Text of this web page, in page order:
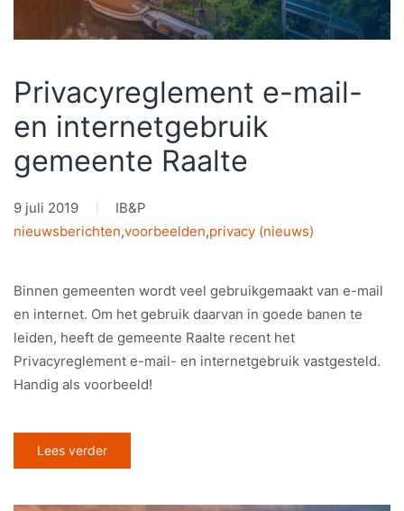
Privacyreglement e-mail-
en internetgebruik
gemeente Raalte
9 juli 2019
IB&P
nieuwsberichten,voorbeelden,privacy (nieuws)
Binnen gemeenten wordt veel gebruikgemaakt van e-mail
en internet. Om het gebruik daarvan in goede banen te
leiden, heeft de gemeente Raalte recent het
Privacyreglement e-mail- en internetgebruik vastgesteld.
Handig als voorbeeld!
Lees verder